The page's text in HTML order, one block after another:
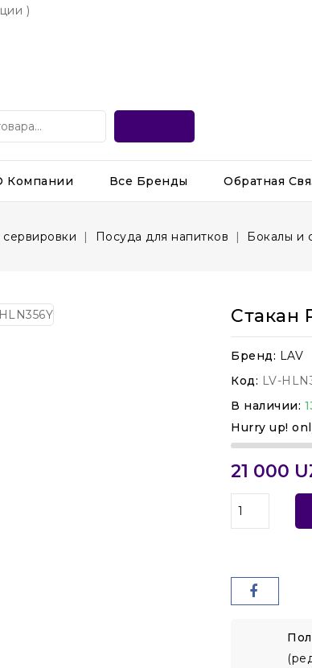
)
Компании Все Бренды Обратная
Посуда для напитков Бокалы и
Стакан
Бренд: LAV
Код: LV-
В наличии:
Hurry up!
21 000